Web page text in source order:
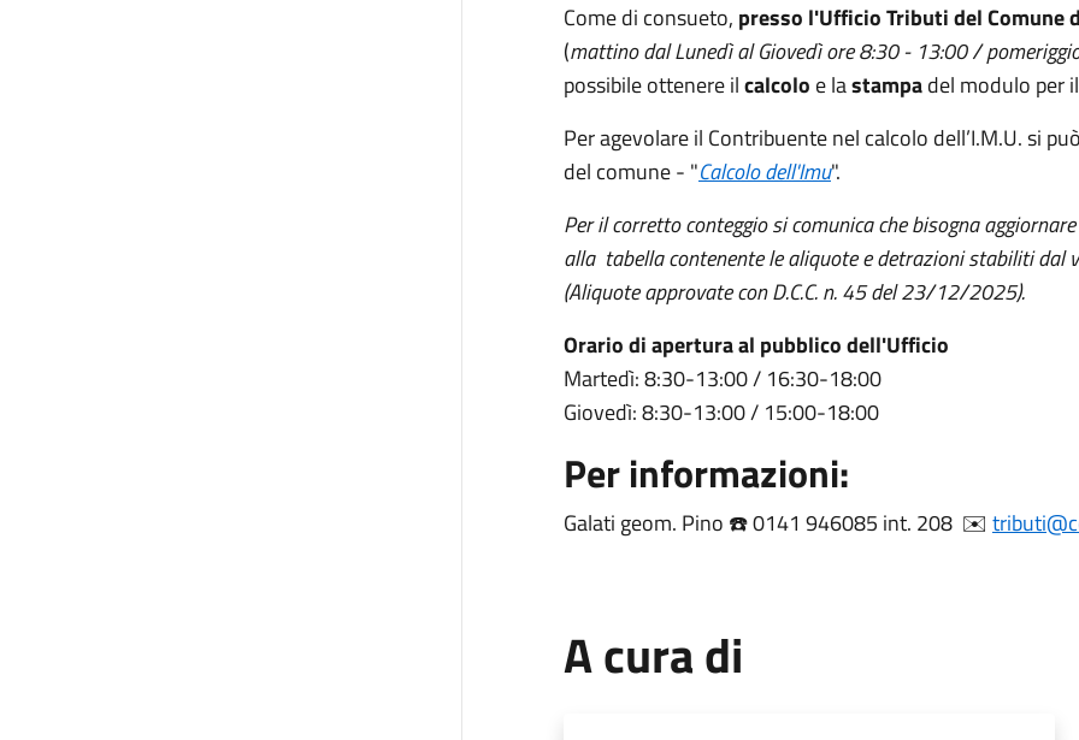
Come di consueto, presso l'Ufficio Tributi del Comune
(mattino dal Lunedì al Giovedì ore 8:30 - 13:00 /
possibile ottenere ilcalcolo e lastampadel modulo per
Per agevolare il Contribuente nel calcolo dell’I.M.U. si
del comune - "Calcolo dell'Imu".
Per il corretto conteggio si comunica che bisogna
alla tabella contenente le aliquote e detrazioni stabiliti dal
(Aliquote approvate con D.C.C. n. 45 del 23/12/2025).
Orario di apertura al pubblico dell'Ufficio
Martedì: 8:30-13:00 / 16:30-18:00
Giovedì: 8:30-13:00 / 15:00-18:00
Per informazioni:
Galati geom. Pino ☎️ 0141 946085 int. 208 ✉️
A cura di